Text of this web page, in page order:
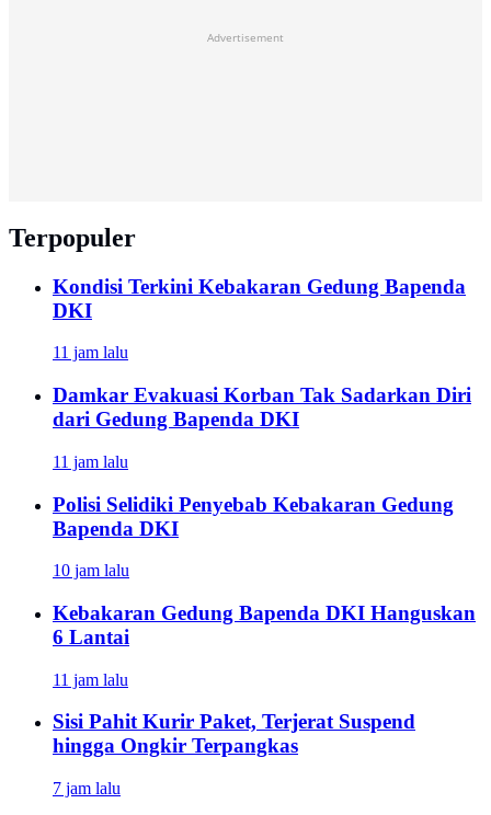
Advertisement
Terpopuler
Kondisi Terkini Kebakaran Gedung Bapenda
DKI
11 jam lalu
Damkar Evakuasi Korban Tak Sadarkan Diri
dari Gedung Bapenda DKI
11 jam lalu
Polisi Selidiki Penyebab Kebakaran Gedung
Bapenda DKI
10 jam lalu
Kebakaran Gedung Bapenda DKI Hanguskan
6 Lantai
11 jam lalu
Sisi Pahit Kurir Paket, Terjerat Suspend
hingga Ongkir Terpangkas
7 jam lalu